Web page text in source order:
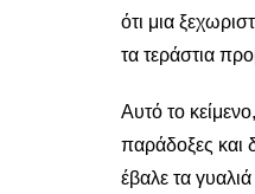
ότι μια
τα τεράστια
Αυτό το
παράδοξες και
έβαλε τα